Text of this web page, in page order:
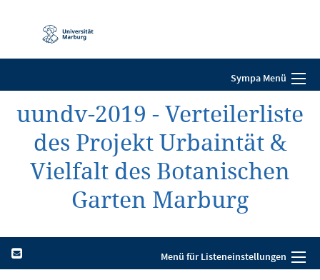
Navigation
Sympa Menü
uundv-2019 - Verteilerliste
des Projekt Urbaintät &
Vielfalt des Botanischen
Garten Marburg
Menü für Listeneinstellungen